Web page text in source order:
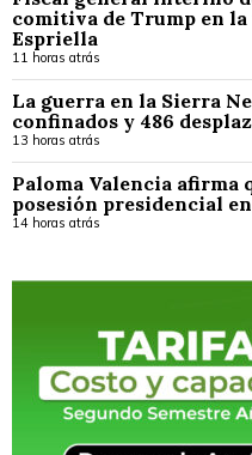
comitiva de Trump en
Espriella
11 horas atrás
La guerra en la Sierra
confinados y 486
13 horas atrás
Paloma Valencia afirma
posesión presidencial
14 horas atrás